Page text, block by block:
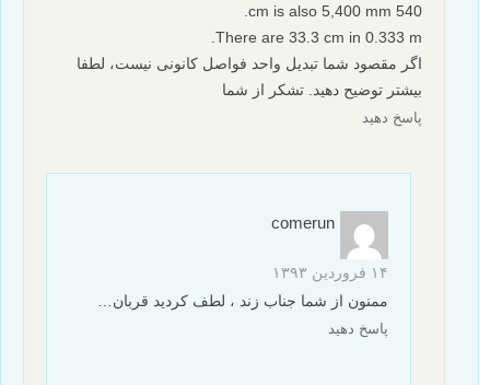
540 cm is also 5,400 mm.
There are 33.3 cm in 0.333 m.
اگر مقصود شما تبدیل واحد فواصل کانونی نیست، لطفا
بیشتر توضیح دهید. تشکر از شما
پاسخ دهید
comerun
۱۴ فروردین ۱۳۹۳
ممنون از شما جناب زند ، لطف کردید قربان…
پاسخ دهید